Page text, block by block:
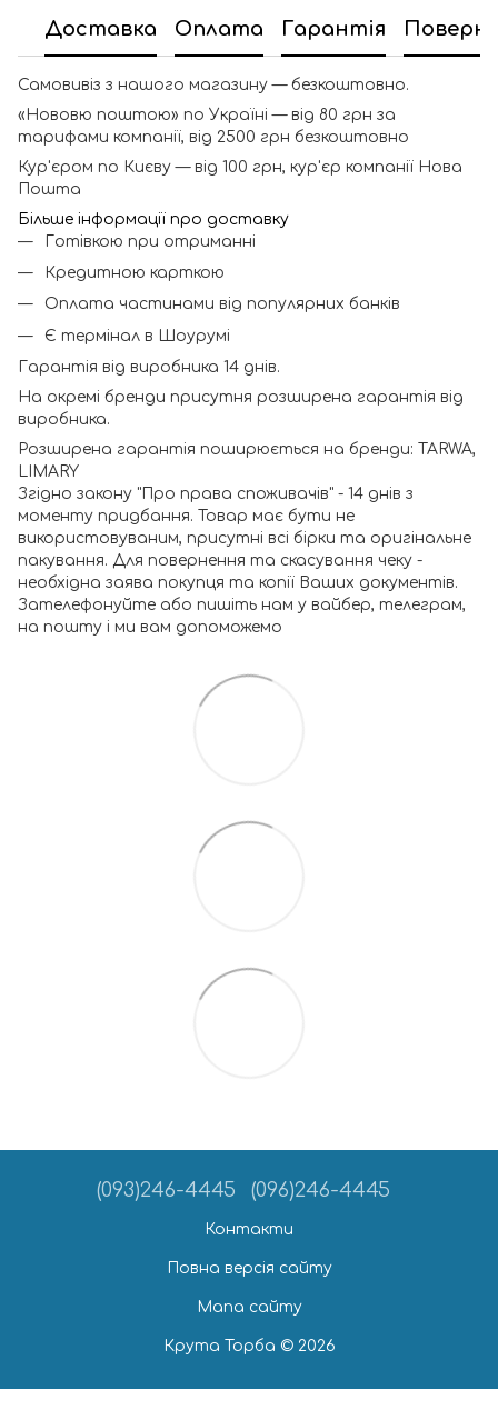
Доставка Оплата Гарантія
Самовивіз з нашого магазину — безкоштовно.
«Нововю поштою» по Україні — від 80 грн за
тарифами компанії, від 2500 грн безкоштовно
Кур'єром по Києву — від 100 грн, кур'єр компанії Нова
Пошта
Більше інформації про доставку
Готівкою при отриманні
Кредитною карткою
Оплата частинами від популярних банків
Є термінал в Шоурумі
Гарантія від виробника 14 днів.
На окремі бренди присутня розширена гарантія від
виробника.
Розширена гарантія поширюється на бренди: TARWA,
LIMARY
Згідно закону "Про права споживачів" - 14 днів з
моменту придбання. Товар має бути не
використовуваним, присутні всі бірки та оригінальне
пакування. Для повернення та скасування чеку -
необхідна заява покупця та копії Ваших документів.
Зателефонуйте або пишіть нам у вайбер, телеграм,
на пошту і ми вам допоможемо
(093)246-4445 (096)246-4445
Контакти
Повна версія сайту
Мапа сайту
Крута Торба © 2026